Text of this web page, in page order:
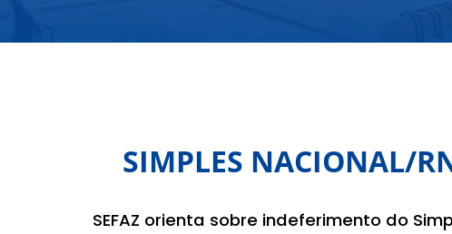
SIMPLES NACIONAL/
SEFAZ orienta sobre indeferimento do